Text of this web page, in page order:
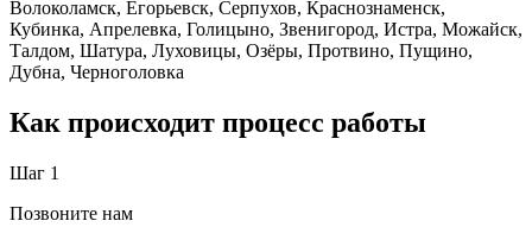
Волоколамск, Егорьевск, Серпухов, Краснознаменск,
Кубинка, Апрелевка, Голицыно, Звенигород, Истра, Можайск,
Талдом, Шатура, Луховицы, Озёры, Протвино, Пущино,
Дубна, Черноголовка
Как происходит процесс работы
Шаг 1
Позвоните нам